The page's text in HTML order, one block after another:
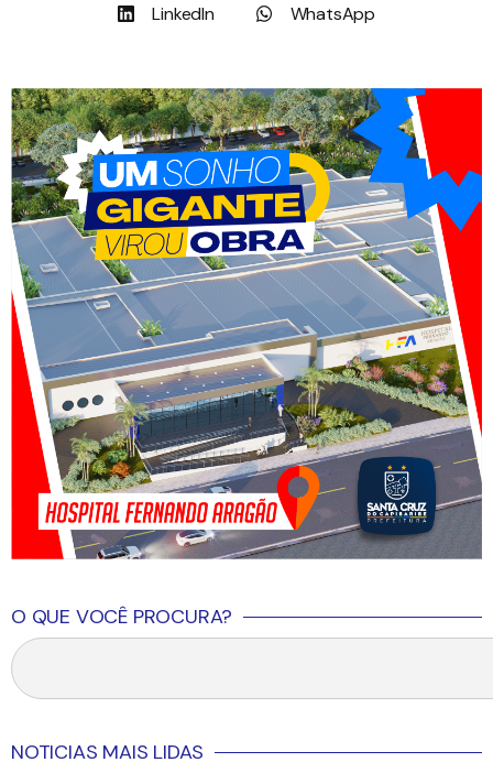
LinkedIn
WhatsApp
O QUE VOCÊ PROCURA?
NOTICIAS MAIS LIDAS